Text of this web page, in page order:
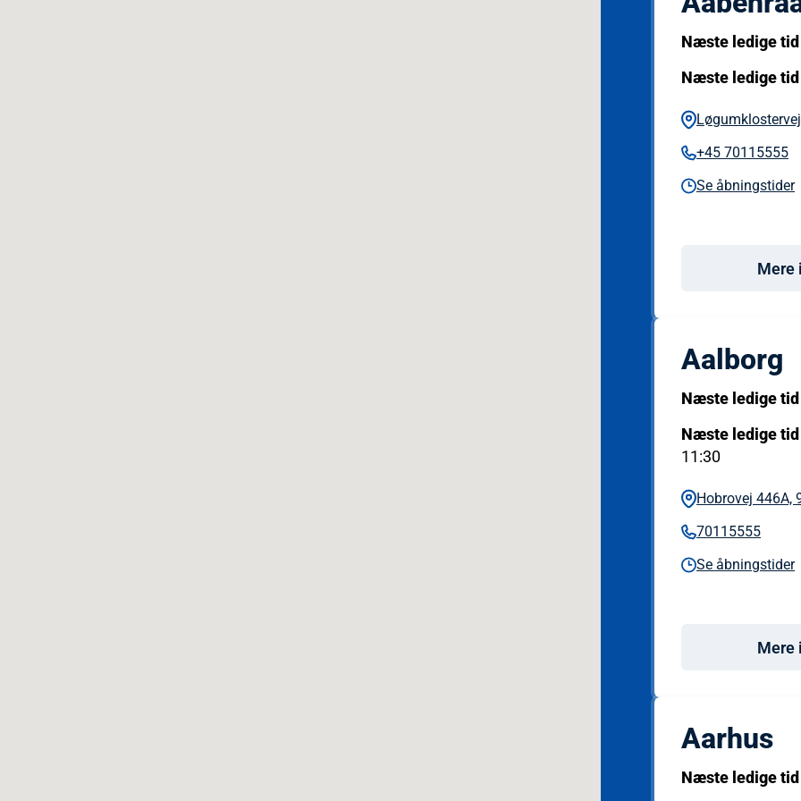
Næste ledige
Næste ledige
+45 70115555
Se åbningstider
Mere
Aalborg
Næste ledige
Næste ledige
11:30
Hobrovej 446A,
70115555
Se åbningstider
Mere
Aarhus
Næste ledige